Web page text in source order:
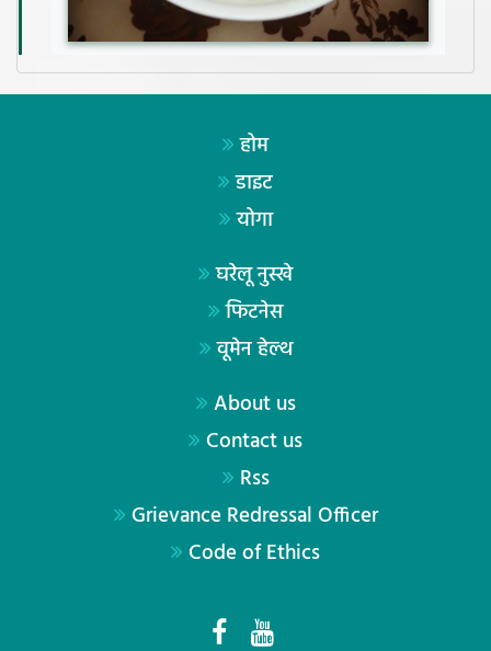
होम
डाइट
योगा
घरेलू नुस्खे
फिटनेस
वूमेन हेल्थ
About us
Contact us
Rss
Grievance Redressal Officer
Code of Ethics